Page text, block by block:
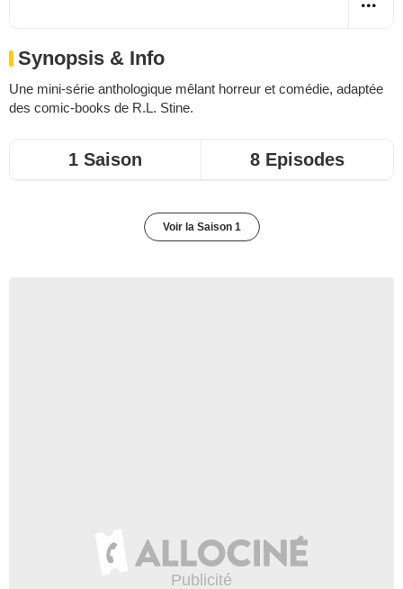
Synopsis & Info
Une mini-série anthologique mêlant horreur et comédie, adaptée
des comic-books de R.L. Stine.
1 Saison 8 Episodes
Voir la Saison 1